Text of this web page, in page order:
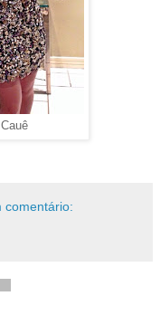
comentário: